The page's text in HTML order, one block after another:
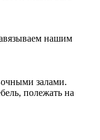
нашим
залами.
полежать на